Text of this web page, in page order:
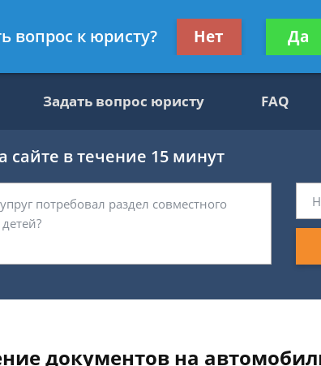
Получите
Задать вопрос юристу FAQ
сайте в течение 15 минут
документов на
вопрос к юристу? Нет Да